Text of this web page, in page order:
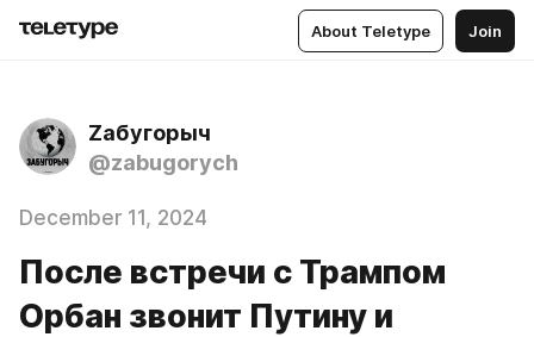
About Teletype Join
Zабугорыч
@zabugorych
December 11, 2024
После встречи с Трампом
Орбан звонит Путину и